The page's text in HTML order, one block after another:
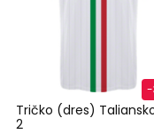
-
Tričko (dres)
2